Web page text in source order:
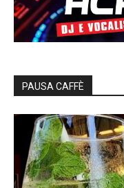
PAUSA CAFFÈ